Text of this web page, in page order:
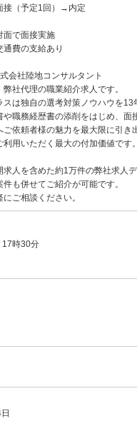
（予定1回）→内定
で面接実施
通費の支給あり
会社陸地コンサルタント
弊社代理の職業紹介求人です。
スは独自の選考対策ノウハウを13
や職務経歴書の添削をはじめ、面
ご依頼者様の魅力を最大限に引き
用いただく最大の付加価値です。
求人を含めた約1万件の弊社求人
も併せてご紹介が可能です。
ご相談ください。
17時30分